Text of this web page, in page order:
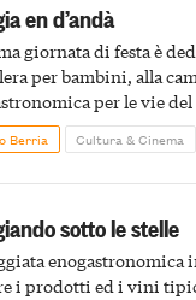
en d’andà
giornata di festa è
per bambini, alla
per le vie del
Berria Cultura & Cinema
sotto le stelle
i prodotti ed i vini